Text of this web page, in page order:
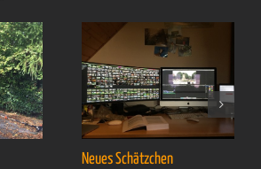
Neues Schätzchen